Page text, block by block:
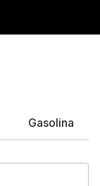
Gasolina